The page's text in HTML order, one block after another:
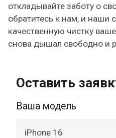
откладывайте заботу о
обратитесь к нам, и наши
качественную чистку
снова дышал свободно и
Оставить
Ваша модель
iPhone 16